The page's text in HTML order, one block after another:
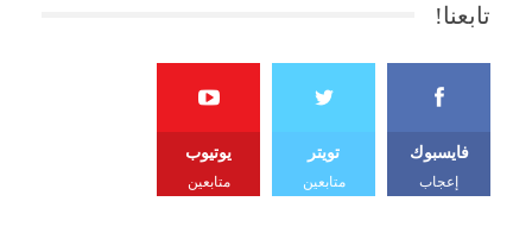
تابعنا!
فايسبوك
إعجاب
تويتر
متابعين
يوتيوب
متابعين